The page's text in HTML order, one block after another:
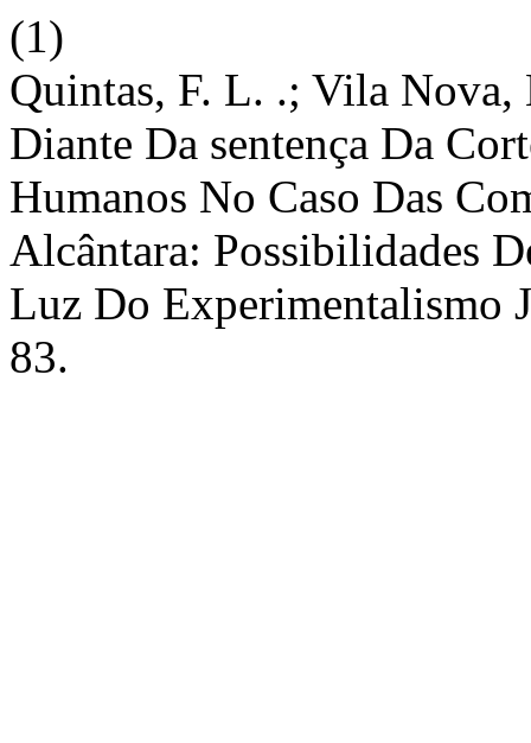
(1)
Quintas, F. L. .; Vila
Diante Da sentença Da
Humanos No Caso Das
Alcântara: Possibilidades
Luz Do Experimentalismo
83.